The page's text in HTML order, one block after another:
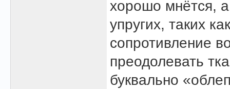
хорошо мнётся,
упругих, таких
сопротивление
преодолевать
буквально